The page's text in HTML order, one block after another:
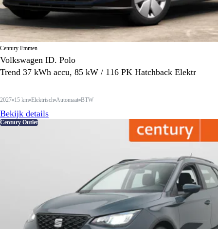
Century Emmen
Volkswagen ID. Polo
Trend 37 kWh accu, 85 kW / 116 PK Hatchback Elektr
2027 15 km Elektrisch Automaat BTW
Bekijk details
Century Outlet